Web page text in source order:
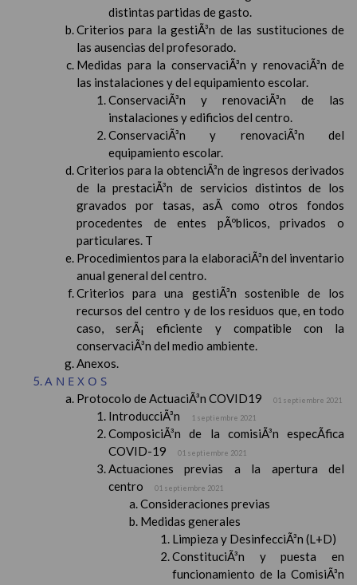
distintas partidas de gasto.
Criterios para la gestiÃ³n de las sustituciones de
las ausencias del profesorado.
Medidas para la conservaciÃ³n y renovaciÃ³n de
las instalaciones y del equipamiento escolar.
ConservaciÃ³n y renovaciÃ³n de las
instalaciones y edificios del centro.
ConservaciÃ³n y renovaciÃ³n del
equipamiento escolar.
Criterios para la obtenciÃ³n de ingresos derivados
de la prestaciÃ³n de servicios distintos de los
gravados por tasas, asÃ­ como otros fondos
procedentes de entes pÃºblicos, privados o
particulares. T
Procedimientos para la elaboraciÃ³n del inventario
anual general del centro.
Criterios para una gestiÃ³n sostenible de los
recursos del centro y de los residuos que, en todo
caso, serÃ¡ eficiente y compatible con la
conservaciÃ³n del medio ambiente.
Anexos.
ANEXOS
Protocolo de ActuaciÃ³n COVID19 01 septiembre 2021
IntroducciÃ³n 1 septiembre 2021
ComposiciÃ³n de la comisiÃ³n especÃ­fica
COVID-19
01 septiembre 2021
Actuaciones previas a la apertura del
centro
01 septiembre 2021
Consideraciones previas
Medidas generales
Limpieza y DesinfecciÃ³n (L+D)
ConstituciÃ³n y puesta en
funcionamiento de la ComisiÃ³n